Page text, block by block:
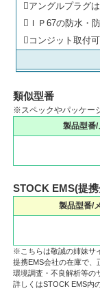
アングルプラグ
ＩＰ67の防水・
コンジット取付
類似型番
※スペックやパッケー
製品型番
STOCK EMS(提
製品型番/
※こちらは敬誠の姉妹サ
提携EMS会社の在庫で、
環境調査・不良解析等の
詳しくはSTOCK EMS内